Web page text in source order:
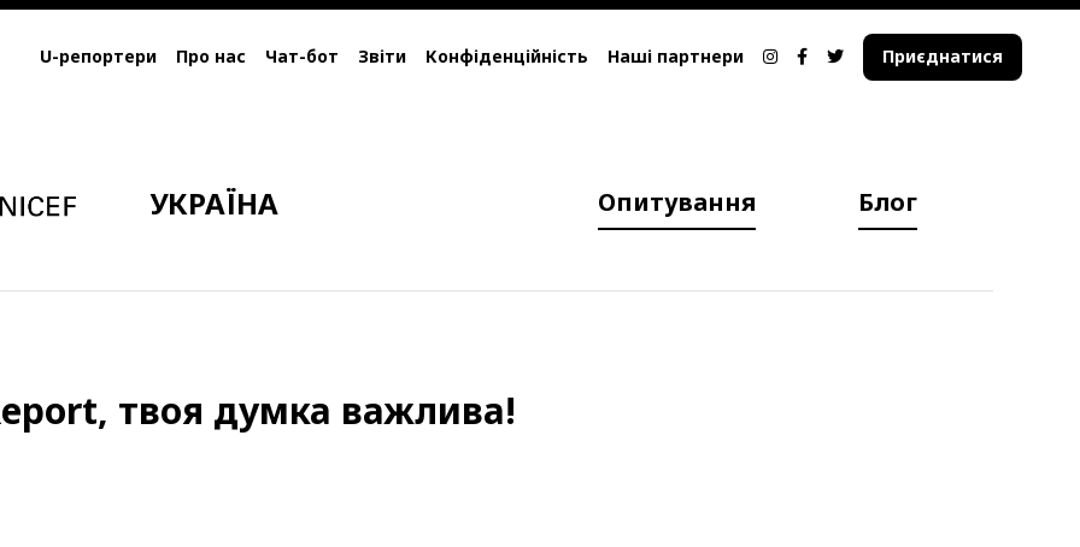
U-репортери Про нас Чат-бот Звіти Конфіденційність Наші партнери Приєднатися
УКРАЇНА Опитування Блог
твоя думка важлива!